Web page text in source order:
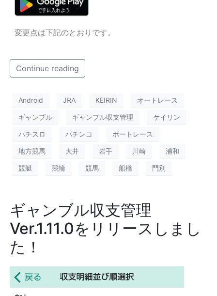
変更点は下記のとおりです。
Continue reading
Android JRA KEIRIN オートレース
ギャンブル ギャンブル収支管理 ケイリン
パチスロ パチンコ ボートレース
地方競馬 大井 岩手 川崎 浦和
競艇 競輪 競馬 船橋 門別
ギャンブル収支管理
Ver.1.11.0をリリースしまし
た！